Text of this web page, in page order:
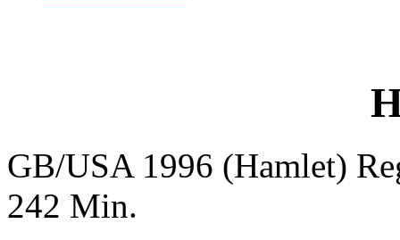
GB/USA 1996 (Hamlet)
242 Min.